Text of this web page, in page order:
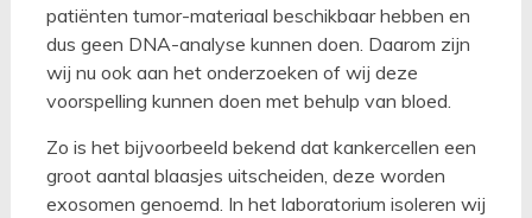
patiënten tumor-materiaal beschikbaar hebben en
dus geen DNA-analyse kunnen doen. Daarom zijn
wij nu ook aan het onderzoeken of wij deze
voorspelling kunnen doen met behulp van bloed.
Zo is het bijvoorbeeld bekend dat kankercellen een
groot aantal blaasjes uitscheiden, deze worden
exosomen genoemd. In het laboratorium isoleren wij